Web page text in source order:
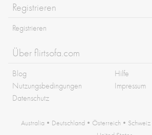
Registrieren
Registrieren
Über flirtsofa.com
Blog
Hilfe
Nutzungsbedingungen
Impressum
Datenschutz
Australia • Deutschland • Österreich • Schweiz